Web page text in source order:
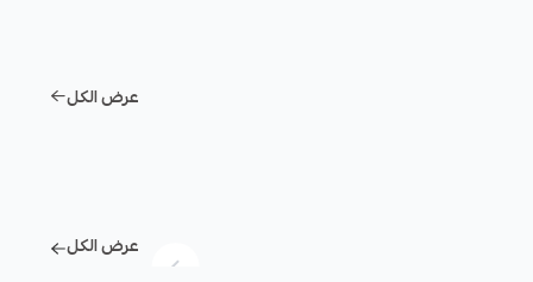
عرض الكل
عرض الكل